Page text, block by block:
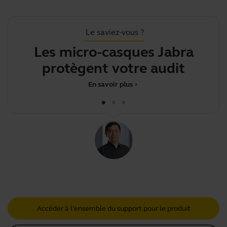
Le saviez-vous ?
Les micro-casques Jabra
protègent votre auditio
chevron_right
En savoir plus
Accéder à l'ensemble du support pour le produit